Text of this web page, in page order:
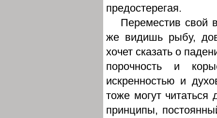
предостерегая.
Переместив свой
же видишь рыбу,
хочет сказать о
порочность и
искренностью и
тоже могут
принципы,